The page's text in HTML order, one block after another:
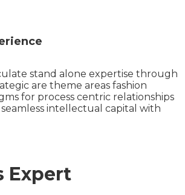
stand alone expertise through
are theme areas fashion
for process centric relationships
intellectual capital with
Expert